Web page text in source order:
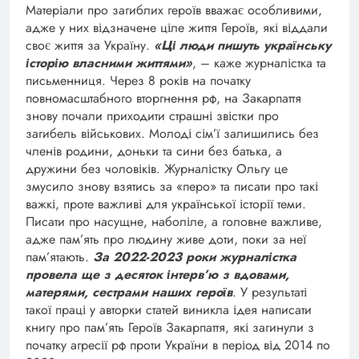
Матеріали про загиблих героїв вважає особливими,
адже у них відзначене ціле життя Героїв, які віддали
своє життя за Україну. «Ці люди пишуть українську
історію власними життями», – каже журналістка та
письменниця. Через 8 років на початку
повномасштабного вторгнення рф, на Закарпаття
знову почали приходити страшні звістки про
загибель військових. Молоді сім’ї залишились без
членів родини, доньки та сини без батька, а
дружини без чоловіків. Журналістку Ольгу це
змусило знову взятись за «перо» та писати про такі
важкі, проте важливі для української історії теми.
Писати про насущне, наболіле, а головне важливе,
адже пам’ять про людину живе доти, поки за неї
пам’ятають. За 2022-2023 роки журналістка
провела ще з десяток інтерв’ю з вдовами,
матерями, сестрами наших героїв. У результаті
такої праці у авторки статей виникла ідея написати
книгу про пам’ять Героїв Закарпаття, які загинули з
початку агресії рф проти України в період від 2014 по